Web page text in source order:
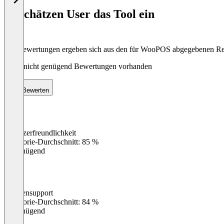
So schätzen User das Tool ein
Die Bewertungen ergeben sich aus den für WooPOS abgegebenen
Noch nicht genügend Bewertungen vorhanden
Bewerten
Benutzerfreundlichkeit
Kategorie-Durchschnitt: 85 %
Ungenügend
Kundensupport
Kategorie-Durchschnitt: 84 %
Ungenügend